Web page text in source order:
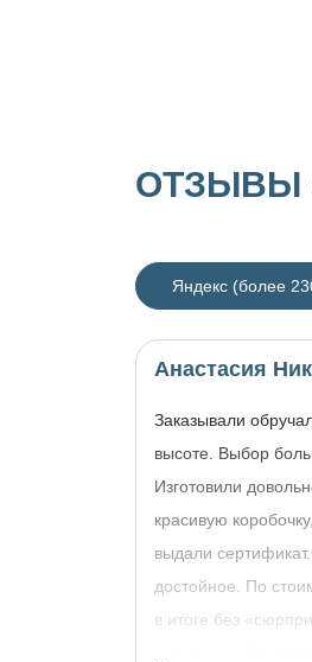
ОТЗЫВЫ
Яндекс (более
Анастасия
Заказывали
высоте. Выбор
Изготовили
красивую
выдали
достойное. По
в итоге без